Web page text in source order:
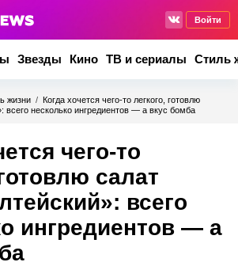
Войти
Звезды Кино ТВ и сериалы Стиль
жизни / Когда хочется чего-то легкого, готовлю
всего несколько ингредиентов — а вкус бомба
чего-то
салат
всего
ингредиентов — а